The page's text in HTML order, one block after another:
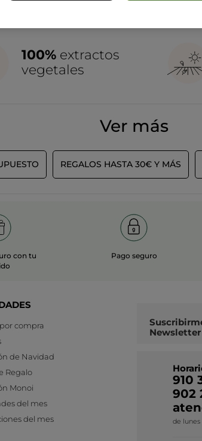
100% extractos
vegetales
Ver más
REGALOS HASTA 30€ Y MÁS
con tu
Pago seguro
compra
de Navidad
Regalo
Monoi
del mes
del mes
Newsletter
910
902
de lunes